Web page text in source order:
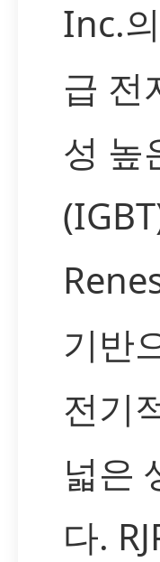
Inc.
급 전
성 높
기반
전기
넓은
다.